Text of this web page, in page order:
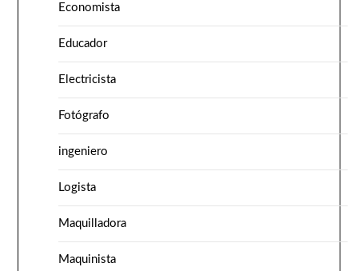
Economista
Educador
Electricista
Fotógrafo
ingeniero
Logista
Maquilladora
Maquinista